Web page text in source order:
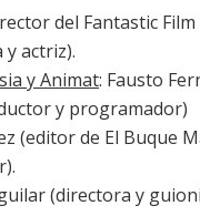
del Fantastic
actriz).
y Animat: Fausto
y programador)
(editor de El Buque
(directora y